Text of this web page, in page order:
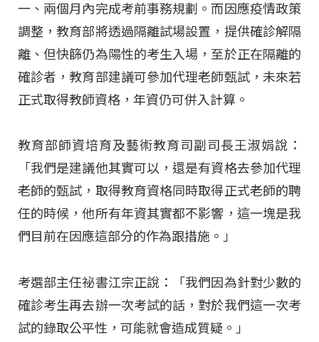
一、兩個月內完成考前事務規劃。而因應疫情政策
調整，教育部將透過隔離試場設置，提供確診解隔
離、但快篩仍為陽性的考生入場，至於正在隔離的
確診者，教育部建議可參加代理老師甄試，未來若
正式取得教師資格，年資仍可併入計算。
教育部師資培育及藝術教育司副司長王淑娟說：
「我們是建議他其實可以，還是有資格去參加代理
老師的甄試，取得教育資格同時取得正式老師的聘
任的時候，他所有年資其實都不影響，這一塊是我
們目前在因應這部分的作為跟措施。」
考選部主任祕書江宗正說：「我們因為針對少數的
確診考生再去辦一次考試的話，對於我們這一次考
試的錄取公平性，可能就會造成質疑。」